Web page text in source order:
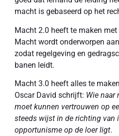
macht is gebaseerd op het
Macht 2.0 heeft te maken
Macht wordt onderworpen
zodat regelgeving en
banen leidt.
Macht 3.0 heeft alles te
Oscar David schrijft: Wie naar
moet kunnen vertrouwen op
steeds wijst in de richting van
opportunisme op de loer ligt.